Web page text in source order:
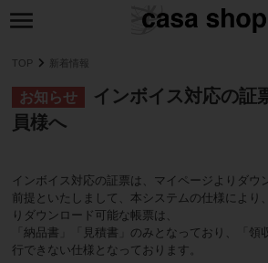
TOP 新着情報
お知らせ
インボイス対応の証
員様へ
インボイス対応の証票は、マイページよりダウ
前提といたしまして、本システムの仕様により
りダウンロード可能な帳票は、
「納品書」「見積書」のみとなっており、「領
行できない仕様となっております。